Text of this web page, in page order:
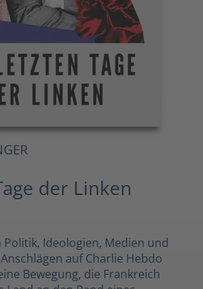
der Linken
Ideologien, Medien und
auf Charlie Hebdo
Bewegung, die Frankreich